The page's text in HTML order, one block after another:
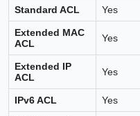
Standard ACL Yes
Extended MAC
ACL
Yes
Extended IP
ACL
Yes
IPv6 ACL Yes